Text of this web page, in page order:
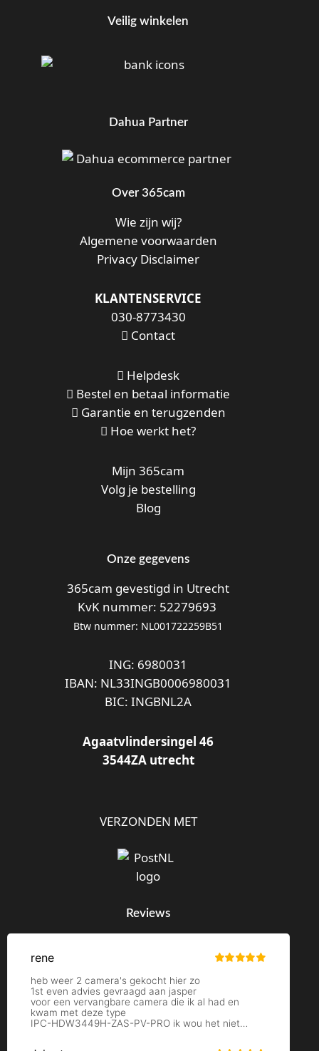
Veilig winkelen
Dahua Partner
Over 365cam
Wie zijn wij?
Algemene voorwaarden
Privacy Disclaimer
KLANTENSERVICE
030-8773430
Contact
Helpdesk
Bestel en betaal informatie
Garantie en terugzenden
Hoe werkt het?
Mijn 365cam
Volg je bestelling
Blog
Onze gegevens
365cam gevestigd in Utrecht
KvK nummer: 52279693
Btw nummer: NL001722259B51
ING: 6980031
IBAN: NL33INGB0006980031
BIC: INGBNL2A
Agaatvlindersingel 46
3544ZA utrecht
VERZONDEN MET
Reviews